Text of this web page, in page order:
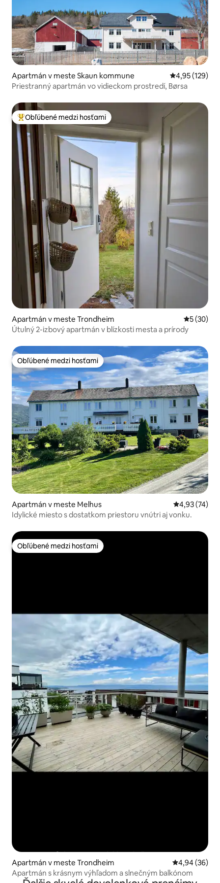
Apartmán v meste Skaun kommune Priemerné
4,95 (129)
Priestranný apartmán vo vidieckom prostredí, Børsa
Najobľúbenejšie medzi hosťami
Obľúbené medzi hosťami
Apartmán v meste Trondheim
5 (30)
Útulný 2-izbový apartmán v blízkosti mesta a prírody
Obľúbené medzi hosťami
Obľúbené medzi hosťami
Apartmán v meste Melhus Priemerné
4,93 (74)
Idylické miesto s dostatkom priestoru vnútri aj vonku.
Obľúbené medzi hosťami
Obľúbené medzi hosťami
Apartmán v meste Trondheim Priemerné
4,94 (36)
Apartmán s krásnym výhľadom a slnečným balkónom